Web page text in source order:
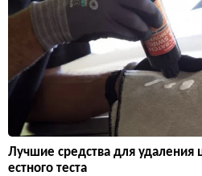
Лучшие средства для удаления
естного теста